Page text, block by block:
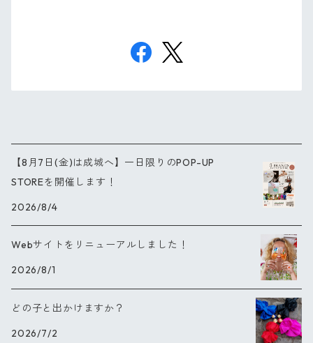
【8月7日(金)は成城へ】一日限りのPOP-UP
STOREを開催します！
2026/8/4
Webサイトをリニューアルしました！
2026/8/1
どの子と出かけますか？
2026/7/2